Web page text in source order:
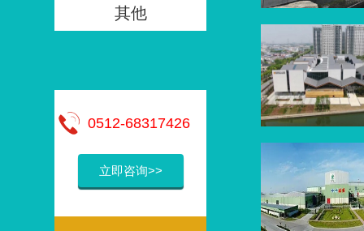
其他
0512-68317426
立即咨询>>